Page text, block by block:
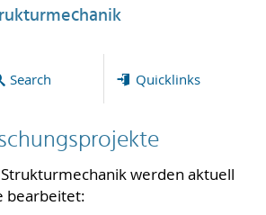
Search Quicklinks
werden aktuell
bearbeitet: